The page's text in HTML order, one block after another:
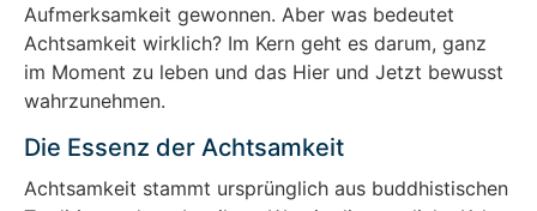
Aufmerksamkeit gewonnen. Aber was bedeutet
Achtsamkeit wirklich? Im Kern geht es darum, ganz
im Moment zu leben und das Hier und Jetzt bewusst
wahrzunehmen.
Die Essenz der Achtsamkeit
Achtsamkeit stammt ursprünglich aus buddhistischen